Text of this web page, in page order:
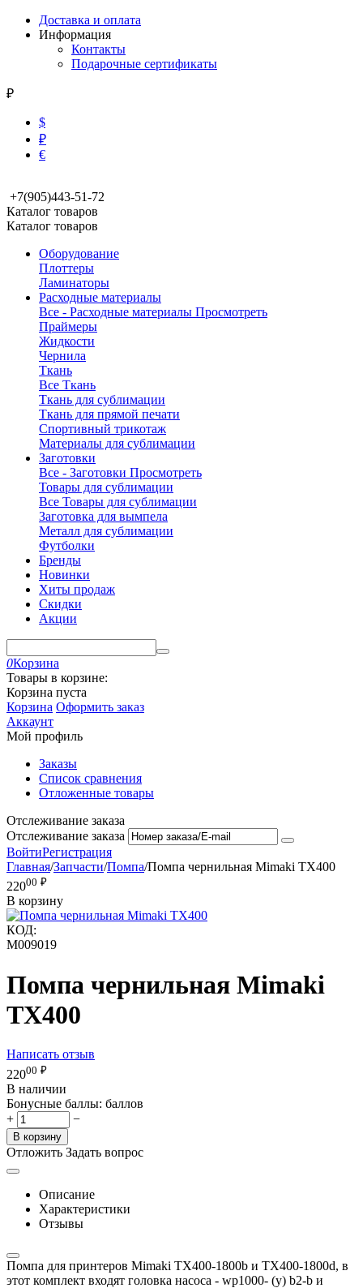
Доставка и оплата
Информация
Контакты
Подарочные сертификаты
₽
$
₽
€
+7(905)443-51-72
Каталог товаров
Каталог товаров
Оборудование
Плоттеры
Ламинаторы
Расходные материалы
Все - Расходные материалы Просмотреть
Праймеры
Жидкости
Чернила
Ткань
Все Ткань
Ткань для сублимации
Ткань для прямой печати
Спортивный трикотаж
Материалы для сублимации
Заготовки
Все - Заготовки Просмотреть
Товары для сублимации
Все Товары для сублимации
Заготовка для вымпела
Металл для сублимации
Футболки
Бренды
Новинки
Хиты продаж
Скидки
Акции
0Корзина
Товары в корзине:
Корзина пуста
Корзина Оформить заказ
Аккаунт
Мой профиль
Заказы
Список сравнения
Отложенные товары
Отслеживание заказа
Отслеживание заказа
ВойтиРегистрация
Главная/Запчасти/Помпа/Помпа чернильная Mimaki TX400
22000 ₽
В корзину
КОД:
M009019
Помпа чернильная Mimaki
TX400
Написать отзыв
22000 ₽
В наличии
Бонусные баллы: баллов
+
−
В корзину
Отложить Задать вопрос
Описание
Характеристики
Отзывы
Помпа для принтеров Mimaki TX400-1800b и TX400-1800d, в
этот комплект входят головка насоса - wp1000- (y) b2-b и